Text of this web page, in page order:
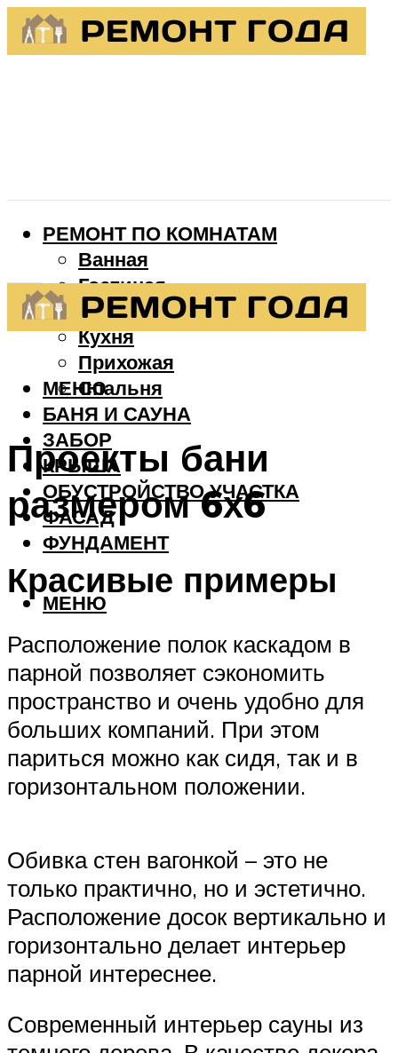
РЕМОНТ ПО КОМНАТАМ
Ванная
Гостиная
Детская
Кухня
Прихожая
Спальня
БАНЯ И САУНА
ЗАБОР
КРЫША
ОБУСТРОЙСТВО УЧАСТКА
ФАСАД
ФУНДАМЕНТ
МЕНЮ
МЕНЮ
Проекты бани
размером 6х6
Красивые примеры
Расположение полок каскадом в
парной позволяет сэкономить
пространство и очень удобно для
больших компаний. При этом
париться можно как сидя, так и в
горизонтальном положении.
Обивка стен вагонкой – это не
только практично, но и эстетично.
Расположение досок вертикально и
горизонтально делает интерьер
парной интереснее.
Современный интерьер сауны из